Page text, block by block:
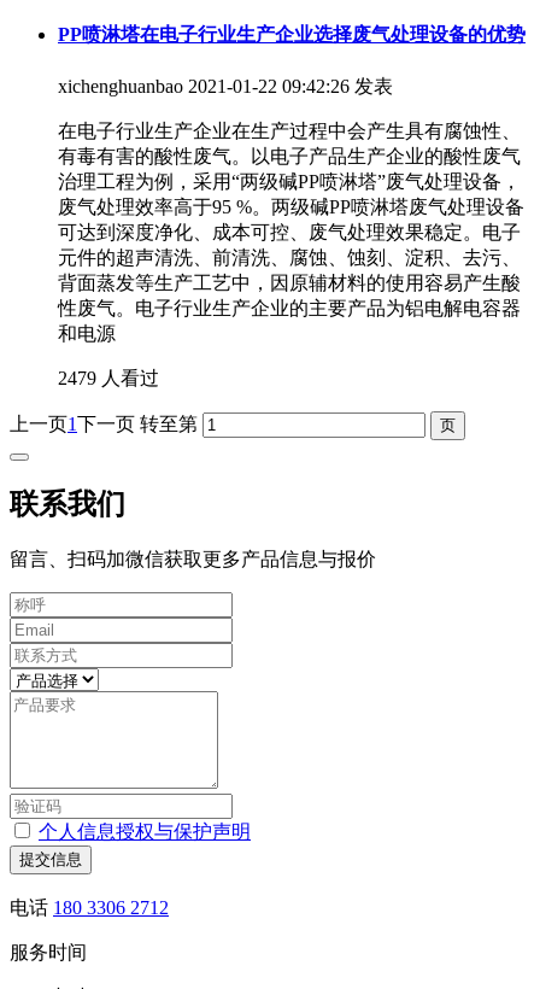
PP喷淋塔在电子行业生产企业选择废气处理设备的优势
xichenghuanbao 2021-01-22 09:42:26 发表
在电子行业生产企业在生产过程中会产生具有腐蚀性、
有毒有害的酸性废气。以电子产品生产企业的酸性废气
治理工程为例，采用“两级碱PP喷淋塔”废气处理设备，
废气处理效率高于95 %。两级碱PP喷淋塔废气处理设备
可达到深度净化、成本可控、废气处理效果稳定。电子
元件的超声清洗、前清洗、腐蚀、蚀刻、淀积、去污、
背面蒸发等生产工艺中，因原辅材料的使用容易产生酸
性废气。电子行业生产企业的主要产品为铝电解电容器
和电源
2479 人看过
上一页1下一页 转至第
联系我们
留言、扫码加微信获取更多产品信息与报价
个人信息授权与保护声明
提交信息
电话 180 3306 2712
服务时间